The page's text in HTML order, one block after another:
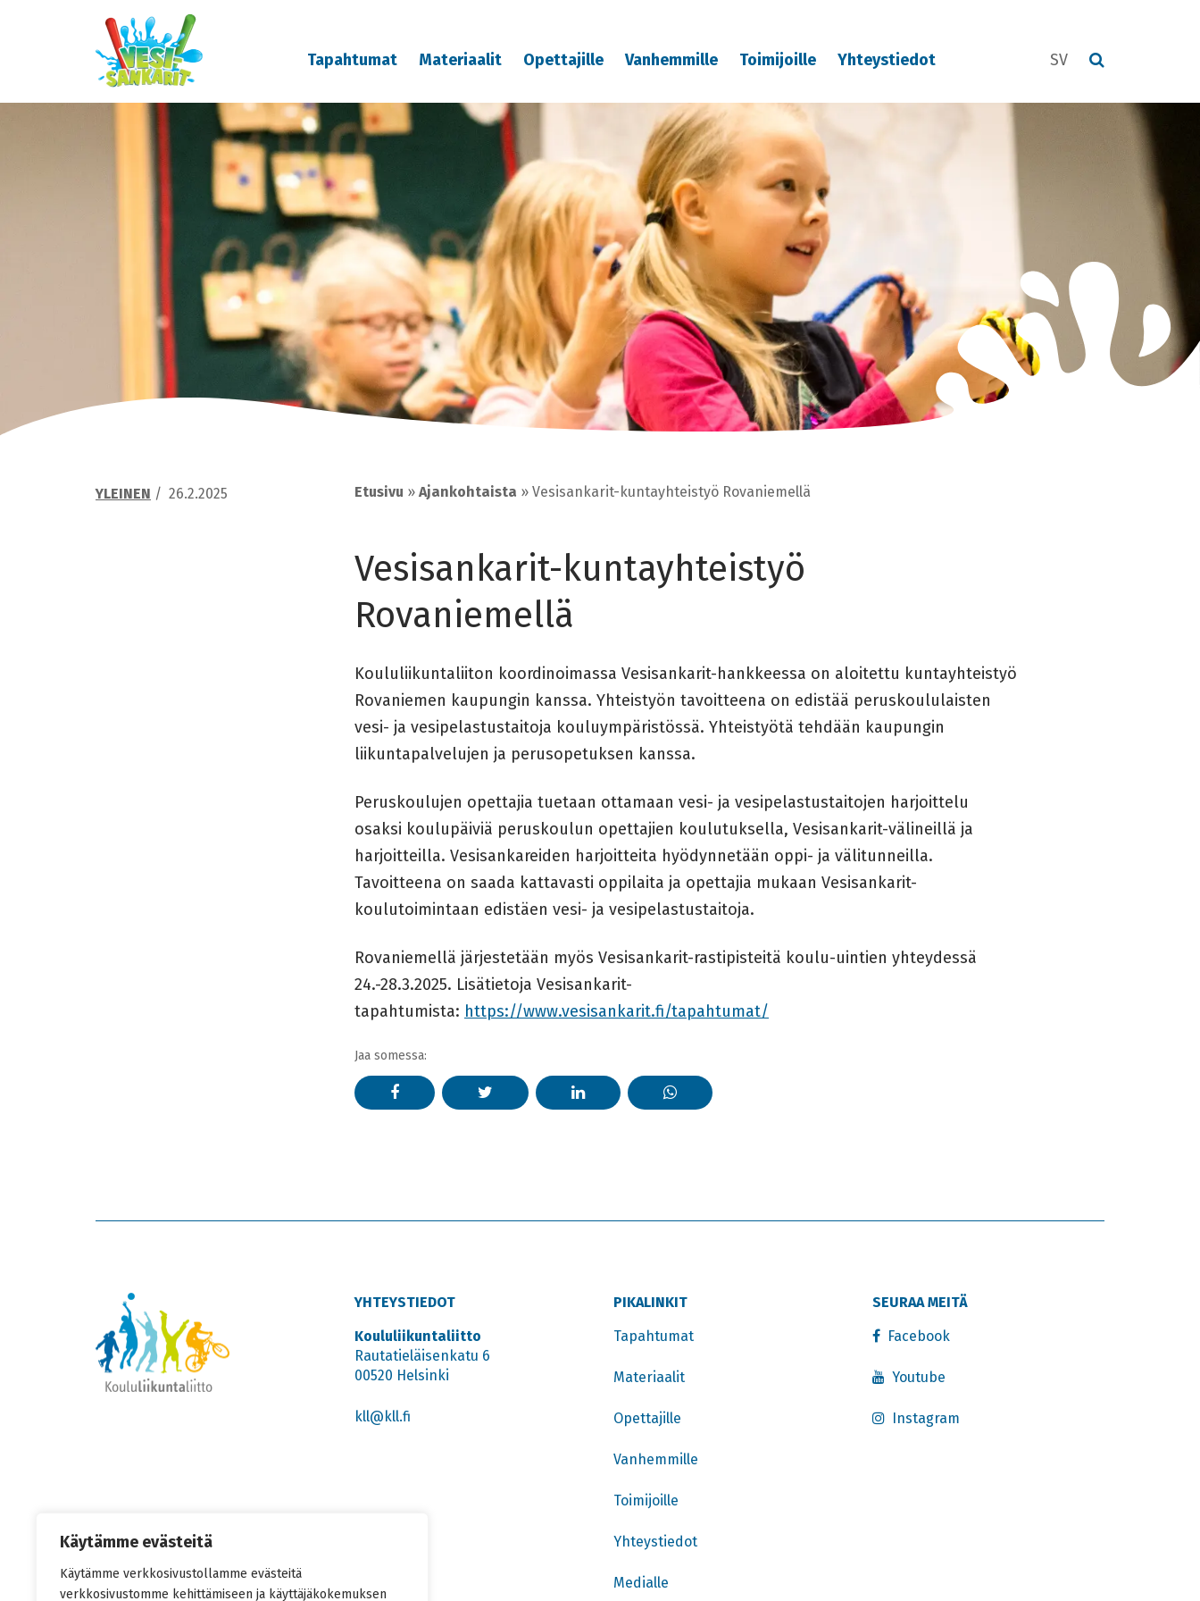
Käytämme evästeitä
Käytämme verkkosivustollamme evästeitä
verkkosivustomme kehittämiseen ja käyttäjäkokemuksen
Tapahtumat Materiaalit Opettajille Vanhemmille Toimijoille Yhteystiedot SV
YLEINEN / 26.2.2025 Etusivu » Ajankohtaista » Vesisankarit-kuntayhteistyö Rovaniemellä
Vesisankarit-kuntayhteistyö
Rovaniemellä
Koululiikuntaliiton koordinoimassa Vesisankarit-hankkeessa on aloitettu kuntayhteistyö
Rovaniemen kaupungin kanssa. Yhteistyön tavoitteena on edistää peruskoululaisten
vesi- ja vesipelastustaitoja kouluympäristössä. Yhteistyötä tehdään kaupungin
liikuntapalvelujen ja perusopetuksen kanssa.
Peruskoulujen opettajia tuetaan ottamaan vesi- ja vesipelastustaitojen harjoittelu
osaksi koulupäiviä peruskoulun opettajien koulutuksella, Vesisankarit-välineillä ja
harjoitteilla. Vesisankareiden harjoitteita hyödynnetään oppi- ja välitunneilla.
Tavoitteena on saada kattavasti oppilaita ja opettajia mukaan Vesisankarit-
koulutoimintaan edistäen vesi- ja vesipelastustaitoja.
Rovaniemellä järjestetään myös Vesisankarit-rastipisteitä koulu-uintien yhteydessä
24.-28.3.2025. Lisätietoja Vesisankarit-
tapahtumista: https://www.vesisankarit.fi/tapahtumat/
Jaa somessa:
YHTEYSTIEDOT
Koululiikuntaliitto
Rautatieläisenkatu 6
00520 Helsinki
kll@kll.fi
PIKALINKIT
Tapahtumat
Materiaalit
Opettajille
Vanhemmille
Toimijoille
Yhteystiedot
Medialle
SEURAA MEITÄ
Facebook
Youtube
Instagram